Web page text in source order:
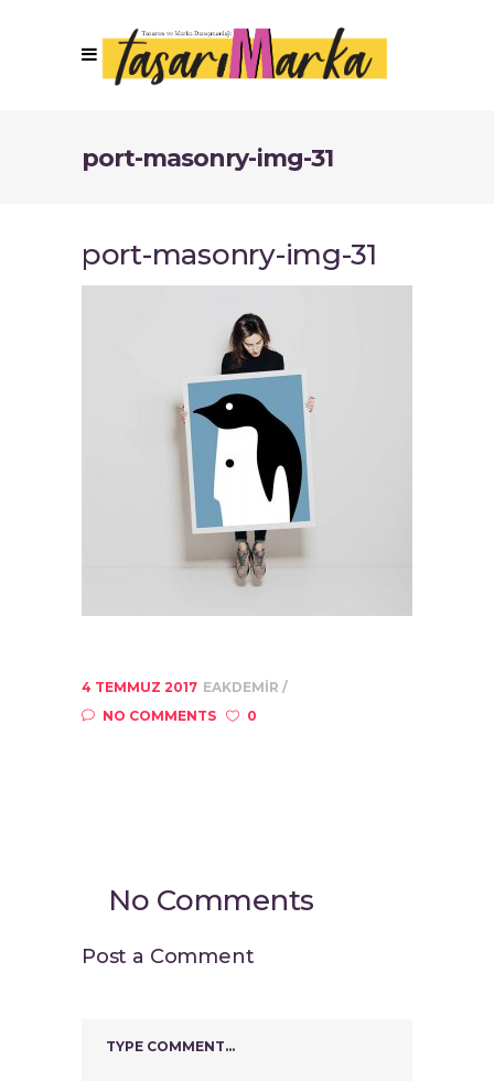
port-masonry-img-31
port-masonry-img-31
4 TEMMUZ 2017 EAKDEMIR
NO COMMENTS
0
No Comments
Post a Comment